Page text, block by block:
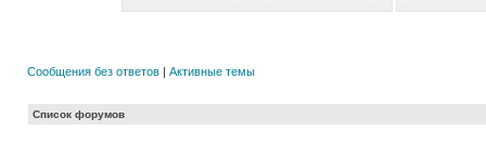
Сообщения без ответов | Активные темы
Список форумов